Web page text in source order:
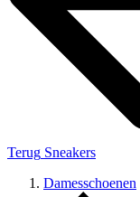
Terug Sneakers
Damesschoenen